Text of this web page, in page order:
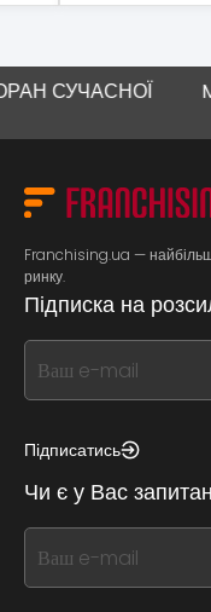
СУЧАСНОЇ
Franchising.ua —
ринку.
Підписка на
If
you
this,
this
form
field
blank
Підписатись
Чи є у Вас
If
you